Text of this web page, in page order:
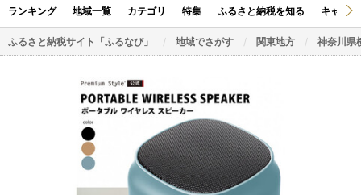
ランキング 地域一覧 カテゴリ 特集 ふるさと納税を知る キャン
ふるさと納税サイト「ふるなび」 地域でさがす 関東地方 神奈川県